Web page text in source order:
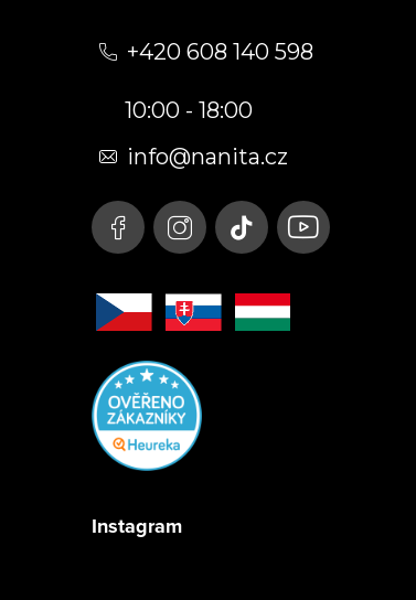
+420 608 140 598
10:00 - 18:00
info@nanita.cz
Instagram